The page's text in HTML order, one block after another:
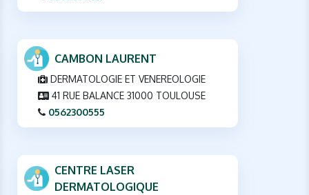
CAMBON LAURENT
DERMATOLOGIE ET VENEREOLOGIE
41 RUE BALANCE 31000 TOULOUSE
0562300555
CENTRE LASER
DERMATOLOGIQUE